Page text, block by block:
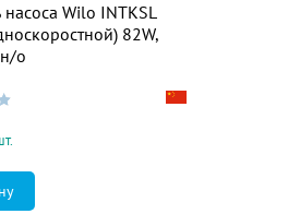
насоса Wilo INTKSL
82W,
о